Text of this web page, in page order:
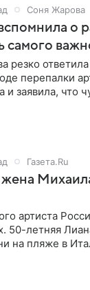
Соня Жарова
о
самого
резко
перепалки
и заявила, что
Газета.Ru
артиста
50-летняя
на пляже в